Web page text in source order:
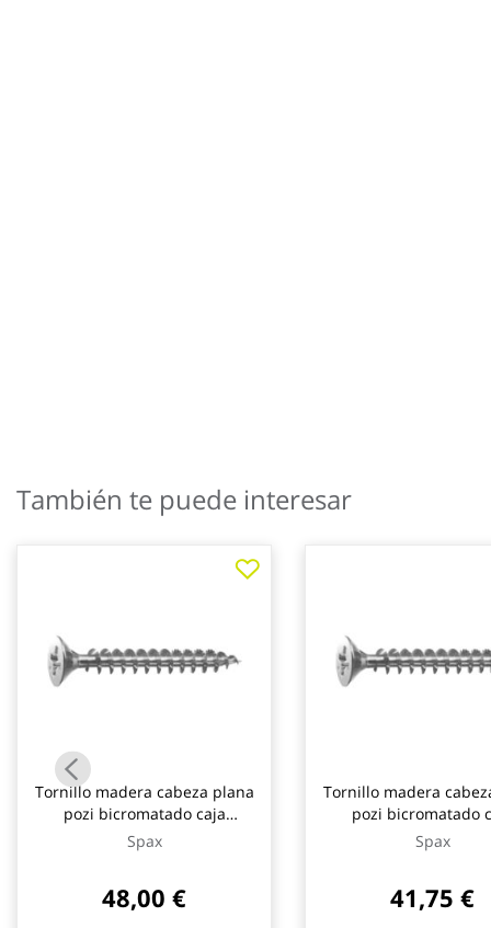
También te puede interesar
Tornillo madera cabeza plana
pozi bicromatado caja
profesional 4 x 70 (20) 500
uds spax
Spax
48,00 €
Tornillo madera
pozi bicromatado
profesional 4,5 x 30
uds spax
Spax
41,75 €